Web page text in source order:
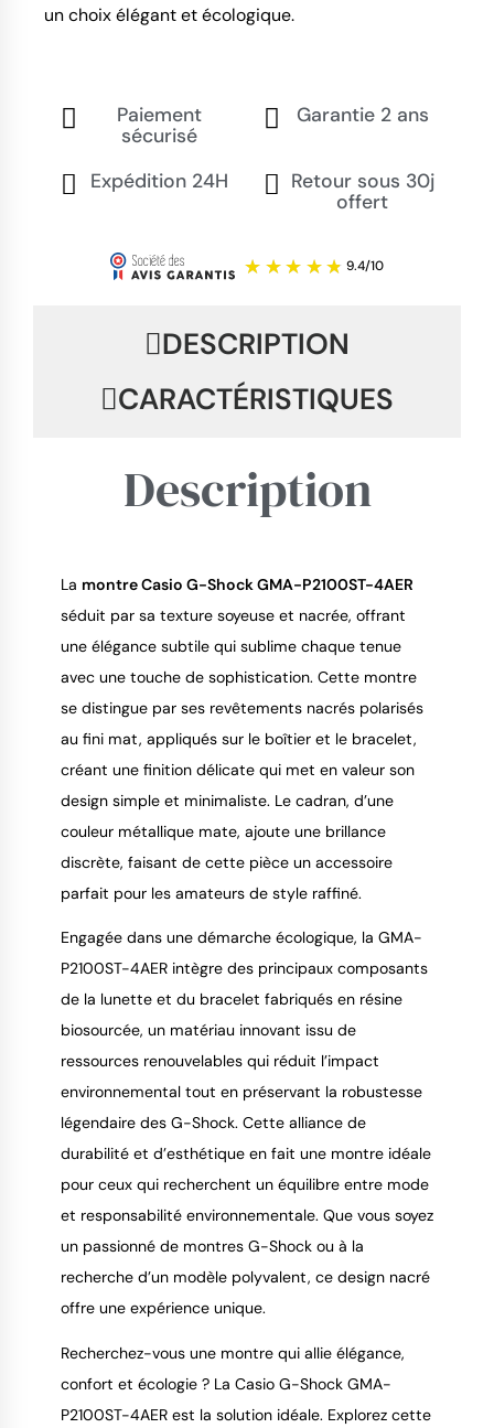
un choix élégant et écologique.
Paiement
sécurisé
Garantie 2 ans
Expédition 24H
Retour sous 30j
offert
9.4
DESCRIPTION
CARACTÉRISTIQUES
Description
La montre Casio G-Shock GMA-P2100ST-4AER
séduit par sa texture soyeuse et nacrée, offrant
une élégance subtile qui sublime chaque tenue
avec une touche de sophistication. Cette montre
se distingue par ses revêtements nacrés polarisés
au fini mat, appliqués sur le boîtier et le bracelet,
créant une finition délicate qui met en valeur son
design simple et minimaliste. Le cadran, d’une
couleur métallique mate, ajoute une brillance
discrète, faisant de cette pièce un accessoire
parfait pour les amateurs de style raffiné.
Engagée dans une démarche écologique, la GMA-
P2100ST-4AER intègre des principaux composants
de la lunette et du bracelet fabriqués en résine
biosourcée, un matériau innovant issu de
ressources renouvelables qui réduit l’impact
environnemental tout en préservant la robustesse
légendaire des G-Shock. Cette alliance de
durabilité et d’esthétique en fait une montre idéale
pour ceux qui recherchent un équilibre entre mode
et responsabilité environnementale. Que vous soyez
un passionné de montres G-Shock ou à la
recherche d’un modèle polyvalent, ce design nacré
offre une expérience unique.
Recherchez-vous une montre qui allie élégance,
confort et écologie ? La Casio G-Shock GMA-
P2100ST-4AER est la solution idéale. Explorez cette